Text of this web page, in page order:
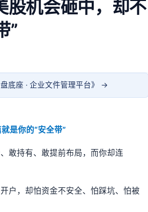
股机会砸中，却不
”
底座 · 企业文件管理平台》 →
是你的“安全带”
敢持有、敢提前布局，而你却连
户，却怕资金不安全、怕踩坑、怕被